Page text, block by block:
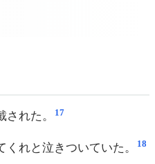
れた。 17
れと泣きついていた。 18